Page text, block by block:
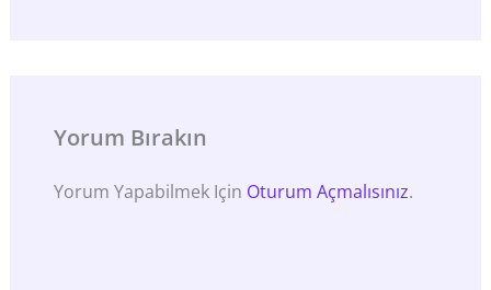
Yorum Bırakın
Yorum Yapabilmek Için Oturum Açmalısınız.